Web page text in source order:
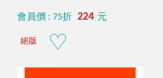
會員價 : 75折 224 元
絕版